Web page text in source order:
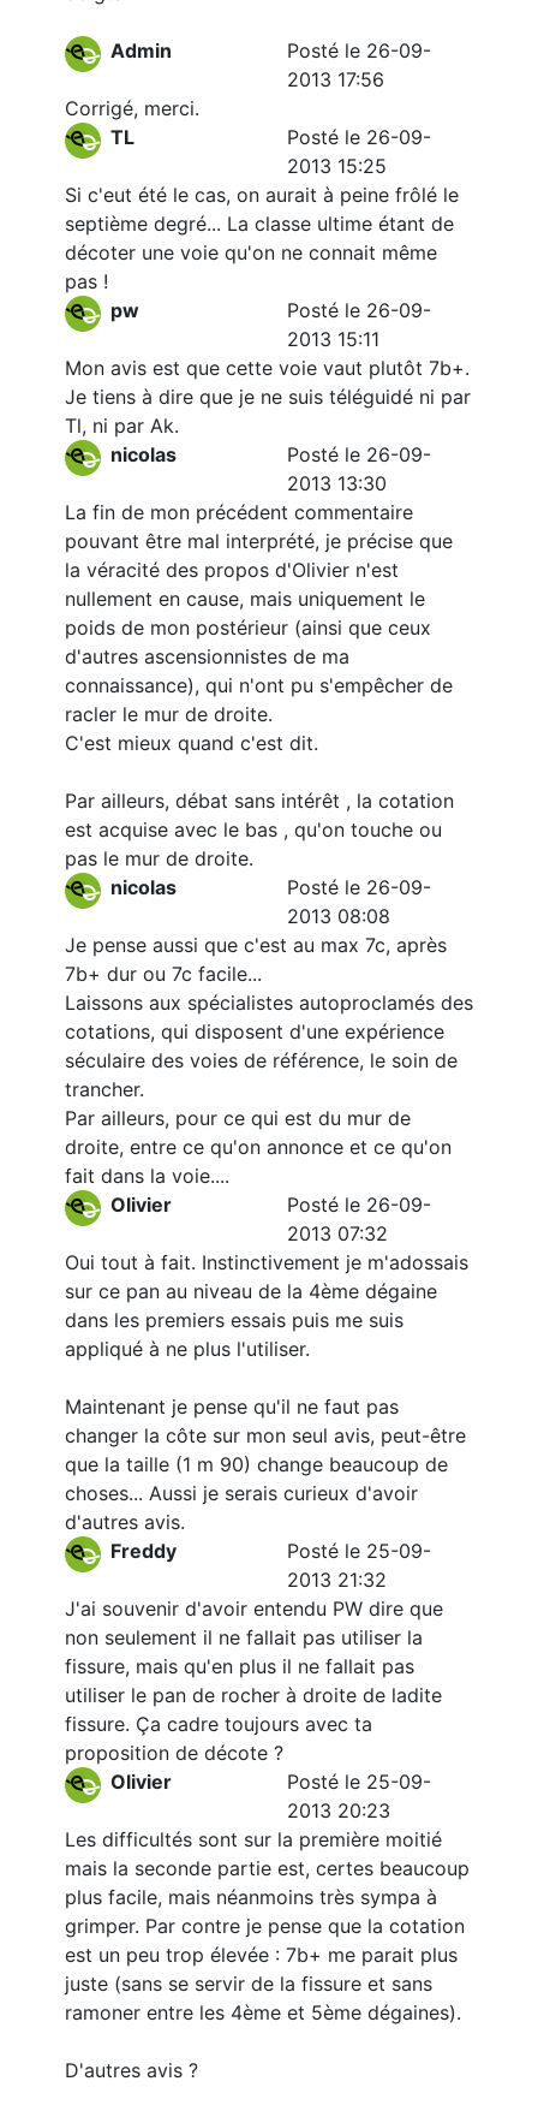
Admin
Posté le 26-09-
2013 17:56
Corrigé, merci.
TL
Posté le 26-09-
2013 15:25
Si c'eut été le cas, on aurait à peine frôlé le
septième degré... La classe ultime étant de
décoter une voie qu'on ne connait même
pas !
pw
Posté le 26-09-
2013 15:11
Mon avis est que cette voie vaut plutôt 7b+.
Je tiens à dire que je ne suis téléguidé ni par
Tl, ni par Ak.
nicolas
Posté le 26-09-
2013 13:30
La fin de mon précédent commentaire
pouvant être mal interprété, je précise que
la véracité des propos d'Olivier n'est
nullement en cause, mais uniquement le
poids de mon postérieur (ainsi que ceux
d'autres ascensionnistes de ma
connaissance), qui n'ont pu s'empêcher de
racler le mur de droite.
C'est mieux quand c'est dit.
Par ailleurs, débat sans intérêt , la cotation
est acquise avec le bas , qu'on touche ou
pas le mur de droite.
nicolas
Posté le 26-09-
2013 08:08
Je pense aussi que c'est au max 7c, après
7b+ dur ou 7c facile...
Laissons aux spécialistes autoproclamés des
cotations, qui disposent d'une expérience
séculaire des voies de référence, le soin de
trancher.
Par ailleurs, pour ce qui est du mur de
droite, entre ce qu'on annonce et ce qu'on
fait dans la voie....
Olivier
Posté le 26-09-
2013 07:32
Oui tout à fait. Instinctivement je m'adossais
sur ce pan au niveau de la 4ème dégaine
dans les premiers essais puis me suis
appliqué à ne plus l'utiliser.
Maintenant je pense qu'il ne faut pas
changer la côte sur mon seul avis, peut-être
que la taille (1 m 90) change beaucoup de
choses... Aussi je serais curieux d'avoir
d'autres avis.
Freddy
Posté le 25-09-
2013 21:32
J'ai souvenir d'avoir entendu PW dire que
non seulement il ne fallait pas utiliser la
fissure, mais qu'en plus il ne fallait pas
utiliser le pan de rocher à droite de ladite
fissure. Ça cadre toujours avec ta
proposition de décote ?
Olivier
Posté le 25-09-
2013 20:23
Les difficultés sont sur la première moitié
mais la seconde partie est, certes beaucoup
plus facile, mais néanmoins très sympa à
grimper. Par contre je pense que la cotation
est un peu trop élevée : 7b+ me parait plus
juste (sans se servir de la fissure et sans
ramoner entre les 4ème et 5ème dégaines).
D'autres avis ?